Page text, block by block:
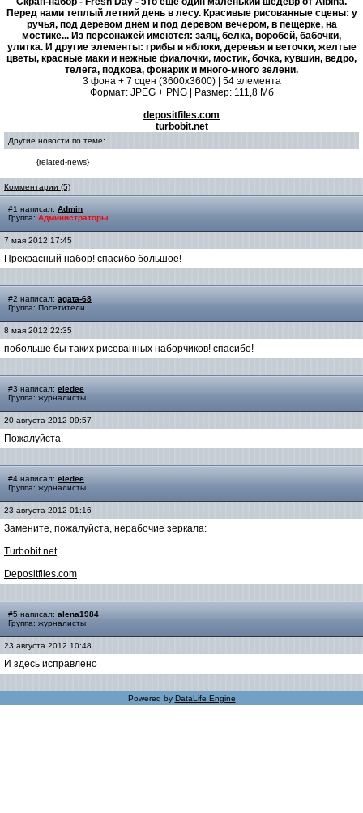
Перед нами теплый летний день в лесу. Красивые рисованные сцены: у
ручья, под деревом днем и под деревом вечером, в пещерке, на
мостике... Из персонажей имеются: заяц, белка, воробей, бабочки,
улитка. И другие элементы: грибы и яблоки, деревья и веточки, желтые
цветы, красные маки и нежные фиалочки, мостик, бочка, кувшин, ведро,
телега, подкова, фонарик и много-много зелени.
3 фона + 7 сцен (3600х3600) | 54 элемента
Формат: JPEG + PNG | Размер: 111,8 Mб
depositfiles.com
turbobit.net
Другие новости по теме:
{related-news}
Комментарии (5)
#1 написал: Admin
Группа: Администраторы
7 мая 2012 17:45
Прекрасный набор! спасибо большое!
#2 написал: agata-68
Группа: Посетители
8 мая 2012 22:35
побольше бы таких рисованных наборчиков! спасибо!
#3 написал: eledee
Группа: журналисты
20 августа 2012 09:57
Пожалуйста.
#4 написал: eledee
Группа: журналисты
23 августа 2012 01:16
Замените, пожалуйста, нерабочие зеркала:
Turbobit.net
Depositfiles.com
#5 написал: alena1984
Группа: журналисты
23 августа 2012 10:48
И здесь исправлено
Powered by DataLife Engine